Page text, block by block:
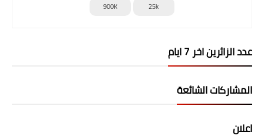
25k
900K
عدد الزائرين اخر 7 ايام
المشاركات الشائعة
اعلان